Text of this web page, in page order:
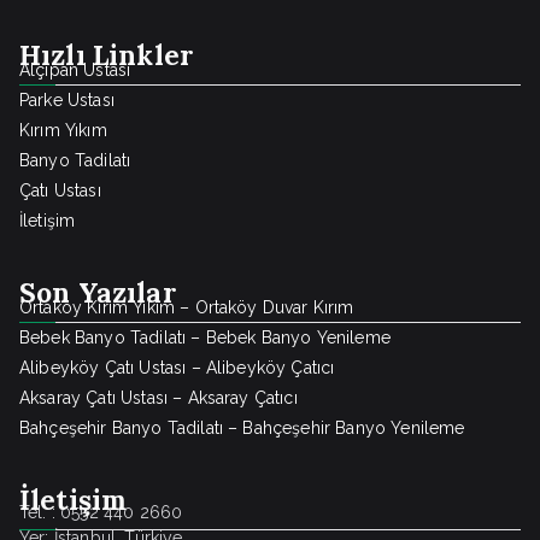
Hızlı Linkler
Alçıpan Ustası
Parke Ustası
Kırım Yıkım
Banyo Tadilatı
Çatı Ustası
İletişim
Son Yazılar
Ortaköy Kırım Yıkım – Ortaköy Duvar Kırım
Bebek Banyo Tadilatı – Bebek Banyo Yenileme
Alibeyköy Çatı Ustası – Alibeyköy Çatıcı
Aksaray Çatı Ustası – Aksaray Çatıcı
Bahçeşehir Banyo Tadilatı – Bahçeşehir Banyo Yenileme
İletişim
Tel. : 0552 440 2660